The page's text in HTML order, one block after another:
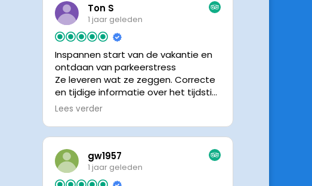
chauffeur, met een prachtige auto
was het een comfortabele rit. Graag
tot de volgende de keer.
Ton S
1 jaar geleden
Inspannen start van de vakantie en
ontdaan van parkeerstress
Ze leveren wat ze zeggen. Correcte
en tijdige informatie over het tijdstip
van ophalen. Voldeed ook nu weer
Lees verder
gw1957
1 jaar geleden